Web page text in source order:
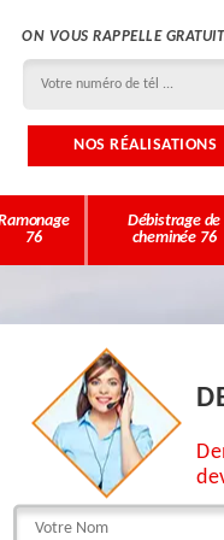
ON VOUS RAPPELLE
NOS RÉALISATIONS
76
Débistrage de
cheminée 76